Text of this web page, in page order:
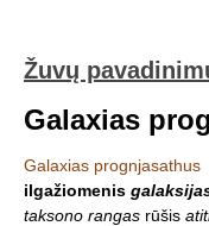
Žuvų
Galaxias
Galaxias prognjasathus
ilgažiomenis
taksono rangas rūšis